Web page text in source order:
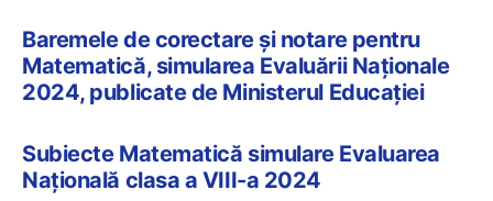
Baremele de corectare și notare pentru
Matematică, simularea Evaluării Naționale
2024, publicate de Ministerul Educației
Subiecte Matematică simulare Evaluarea
Națională clasa a VIII-a 2024